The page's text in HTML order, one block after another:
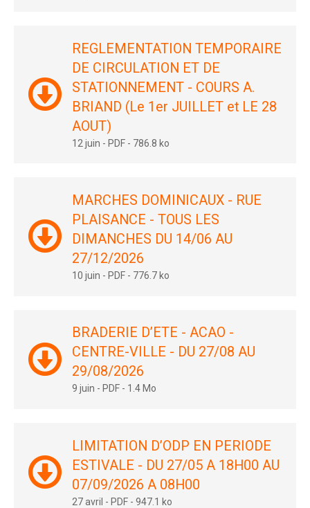
REGLEMENTATION TEMPORAIRE
DE CIRCULATION ET DE
STATIONNEMENT - COURS A.
BRIAND (Le 1er JUILLET et LE 28
AOUT)
12 juin -PDF - 786.8 ko
MARCHES DOMINICAUX - RUE
PLAISANCE - TOUS LES
DIMANCHES DU 14/06 AU
27/12/2026
10 juin - PDF - 776.7 ko
BRADERIE D’ETE - ACAO -
CENTRE-VILLE - DU 27/08 AU
29/08/2026
9 juin - PDF - 1.4 Mo
LIMITATION D’ODP EN PERIODE
ESTIVALE - DU 27/05 A 18H00 AU
07/09/2026 A 08H00
27 avril - PDF -947.1 ko